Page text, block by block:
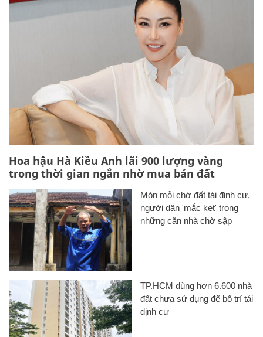
Hoa hậu Hà Kiều Anh lãi 900 lượng vàng
trong thời gian ngắn nhờ mua bán đất
Mòn mỏi chờ đất tái định cư,
người dân 'mắc kẹt' trong
những căn nhà chờ sập
TP.HCM dùng hơn 6.600 nhà
đất chưa sử dụng để bố trí tái
định cư